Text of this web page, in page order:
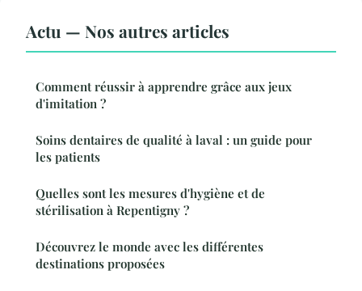
Actu — Nos autres articles
Comment réussir à apprendre grâce aux jeux
d'imitation ?
Soins dentaires de qualité à laval : un guide pour
les patients
Quelles sont les mesures d'hygiène et de
stérilisation à Repentigny ?
Découvrez le monde avec les différentes
destinations proposées